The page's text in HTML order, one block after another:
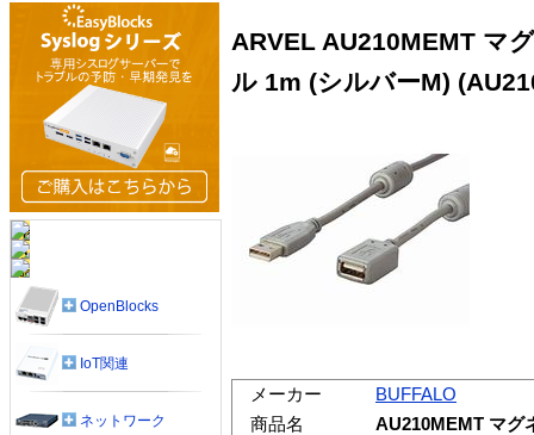
ARVEL AU210MEMT マ
ル 1m (シルバーM)
メーカー
BUFFALO
商品名
AU210MEMT マグ
OpenBlocks
IoT関連
ネットワーク